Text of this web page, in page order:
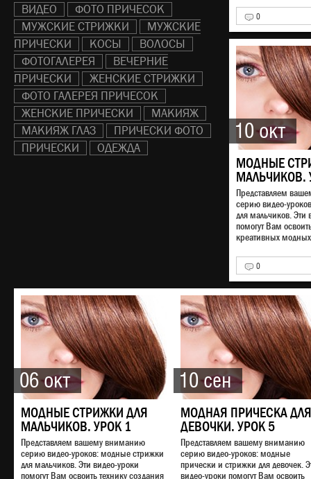
ВИДЕО
ФОТО ПРИЧЕСОК
МУЖСКИЕ СТРИЖКИ
МУЖСКИЕ
ПРИЧЕСКИ
КОСЫ
ВОЛОСЫ
ФОТОГАЛЕРЕЯ
ВЕЧЕРНИЕ
ПРИЧЕСКИ
ЖЕНСКИЕ СТРИЖКИ
ФОТО ГАЛЕРЕЯ ПРИЧЕСОК
ЖЕНСКИЕ ПРИЧЕСКИ
МАКИЯЖ
МАКИЯЖ ГЛАЗ
ПРИЧЕСКИ ФОТО
ПРИЧЕСКИ
ОДЕЖДА
0
10 окт
МОДНЫЕ
МАЛЬЧИКОВ.
Представляем
серию видео-
для мальчиков. Эти
помогут Вам
креативных
0
06 окт
МОДНЫЕ СТРИЖКИ ДЛЯ
МАЛЬЧИКОВ. УРОК 1
Представляем вашему вниманию
серию видео-уроков: модные стрижки
для мальчиков. Эти видео-уроки
помогут Вам освоить технику создания
10 сен
МОДНАЯ ПРИЧЕСКА ДЛЯ
ДЕВОЧКИ. УРОК 5
Представляем вашему вниманию
серию видео-уроков: модные
прически и стрижки для девочек.
видео-уроки помогут Вам освоить